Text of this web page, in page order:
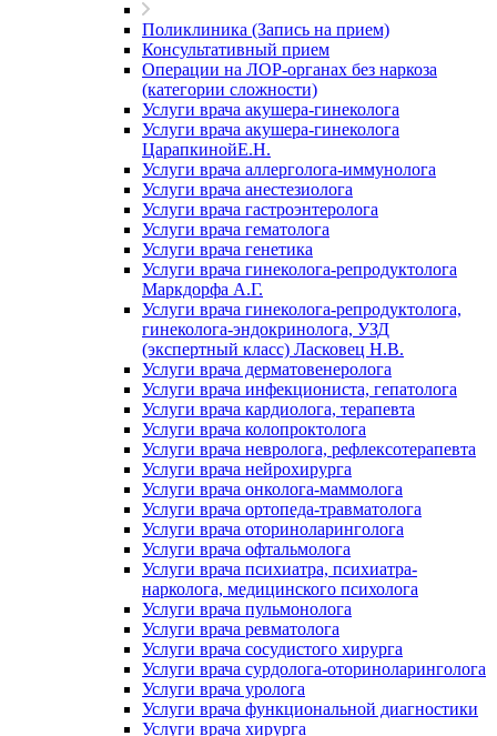
Поликлиника (Запись на прием)
Консультативный прием
Операции на ЛОР-органах без наркоза
(категории сложности)
Услуги врача акушера-гинеколога
Услуги врача акушера-гинеколога
ЦарапкинойЕ.Н.
Услуги врача аллерголога-иммунолога
Услуги врача анестезиолога
Услуги врача гастроэнтеролога
Услуги врача гематолога
Услуги врача генетика
Услуги врача гинеколога-репродуктолога
Маркдорфа А.Г.
Услуги врача гинеколога-репродуктолога,
гинеколога-эндокринолога, УЗД
(экспертный класс) Ласковец Н.В.
Услуги врача дерматовенеролога
Услуги врача инфекциониста, гепатолога
Услуги врача кардиолога, терапевта
Услуги врача колопроктолога
Услуги врача невролога, рефлексотерапевта
Услуги врача нейрохирурга
Услуги врача онколога-маммолога
Услуги врача ортопеда-травматолога
Услуги врача оториноларинголога
Услуги врача офтальмолога
Услуги врача психиатра, психиатра-
нарколога, медицинского психолога
Услуги врача пульмонолога
Услуги врача ревматолога
Услуги врача сосудистого хирурга
Услуги врача сурдолога-оториноларинголога
Услуги врача уролога
Услуги врача функциональной диагностики
Услуги врача хирурга